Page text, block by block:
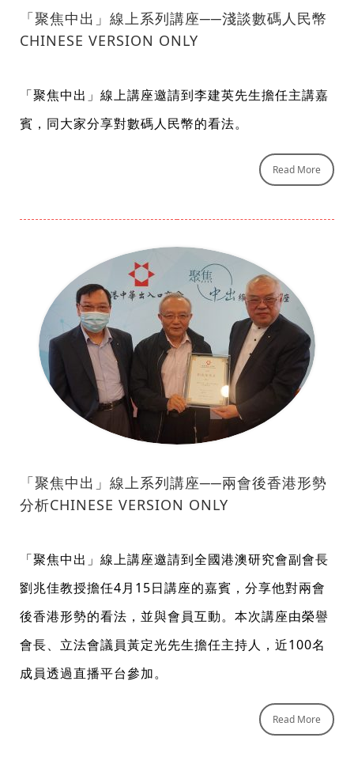
「聚焦中出」線上系列講座──淺談數碼人民幣
CHINESE VERSION ONLY
「聚焦中出」線上講座邀請到李建英先生擔任主講嘉
賓，同大家分享對數碼人民幣的看法。
Read More
「聚焦中出」線上系列講座──兩會後香港形勢
分析CHINESE VERSION ONLY
「聚焦中出」線上講座邀請到全國港澳研究會副會長
劉兆佳教授擔任4月15日講座的嘉賓，分享他對兩會
後香港形勢的看法，並與會員互動。本次講座由榮譽
會長、立法會議員黃定光先生擔任主持人，近100名
成員透過直播平台參加。
Read More